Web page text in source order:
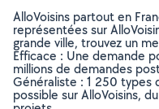
AlloVoisins partout en
représentées sur
grande ville, trouvez un
Efficace : Une demande
millions de demandes
Généraliste : 1 250
possible sur AlloVoisins,